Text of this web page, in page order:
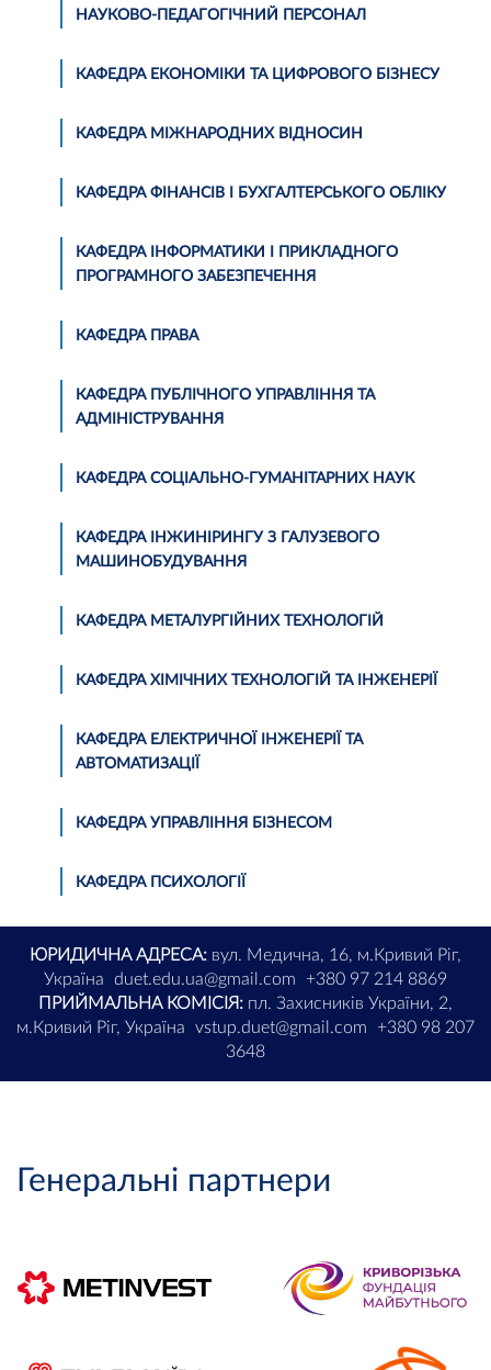
НАУКОВО-ПЕДАГОГІЧНИЙ ПЕРСОНАЛ
КАФЕДРА ЕКОНОМІКИ ТА ЦИФРОВОГО БІЗНЕСУ
КАФЕДРА МІЖНАРОДНИХ ВІДНОСИН
КАФЕДРА ФІНАНСІВ І БУХГАЛТЕРСЬКОГО ОБЛІКУ
КАФЕДРА ІНФОРМАТИКИ І ПРИКЛАДНОГО
ПРОГРАМНОГО ЗАБЕЗПЕЧЕННЯ
КАФЕДРА ПРАВА
КАФЕДРА ПУБЛІЧНОГО УПРАВЛІННЯ ТА
АДМІНІСТРУВАННЯ
КАФЕДРА СОЦІАЛЬНО-ГУМАНІТАРНИХ НАУК
КАФЕДРА ІНЖИНІРИНГУ З ГАЛУЗЕВОГО
МАШИНОБУДУВАННЯ
КАФЕДРА МЕТАЛУРГІЙНИХ ТЕХНОЛОГІЙ
КАФЕДРА ХІМІЧНИХ ТЕХНОЛОГІЙ ТА ІНЖЕНЕРІЇ
КАФЕДРА ЕЛЕКТРИЧНОЇ ІНЖЕНЕРІЇ ТА
АВТОМАТИЗАЦІЇ
КАФЕДРА УПРАВЛІННЯ БІЗНЕСОМ
КАФЕДРА ПСИХОЛОГІЇ
ЮРИДИЧНА АДРЕСА: вул. Медична, 16, м.Кривий Ріг,
Україна
duet.edu.ua@gmail.com
+380 97 214 8869
ПРИЙМАЛЬНА КОМІСІЯ: пл. Захисників України, 2,
м.Кривий Ріг, Україна
vstup.duet@gmail.com
+380 98 207
3648
Генеральні партнери